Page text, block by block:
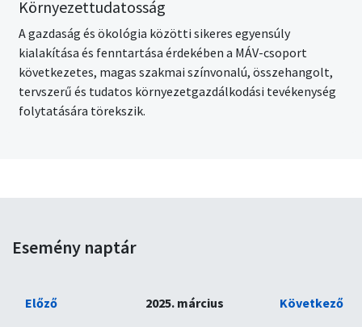
Környezettudatosság
A gazdaság és ökológia közötti sikeres egyensúly
kialakítása és fenntartása érdekében a MÁV-csoport
következetes, magas szakmai színvonalú, összehangolt,
tervszerű és tudatos környezetgazdálkodási tevékenység
folytatására törekszik.
Esemény naptár
Előző 2025. március Következő